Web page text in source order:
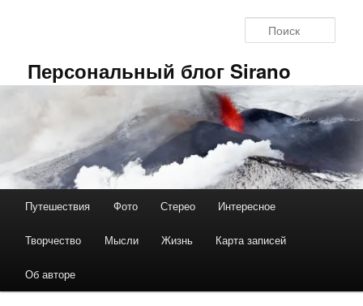
Персональный блог Sirano
Главное меню
Путешествия Фото Стерео Интересное
Творчество Мысли Жизнь Карта записей
Об авторе